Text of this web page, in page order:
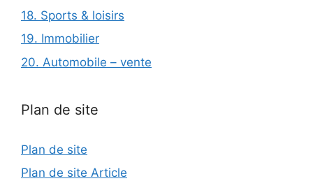
18. Sports & loisirs
19. Immobilier
20. Automobile – vente
Plan de site
Plan de site
Plan de site Article